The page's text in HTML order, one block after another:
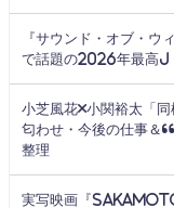
『サウンド・オブ・
で話題の2026年最高J
小芝風花×小関裕太「
匂わせ・今後の仕事＆
整理
実写映画『